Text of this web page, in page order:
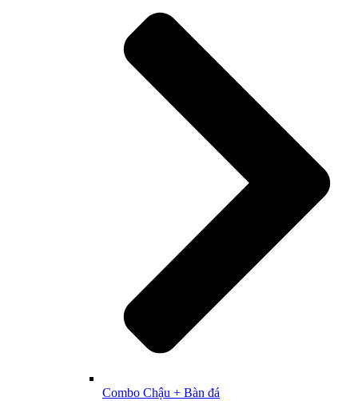
Combo Chậu + Bàn đá